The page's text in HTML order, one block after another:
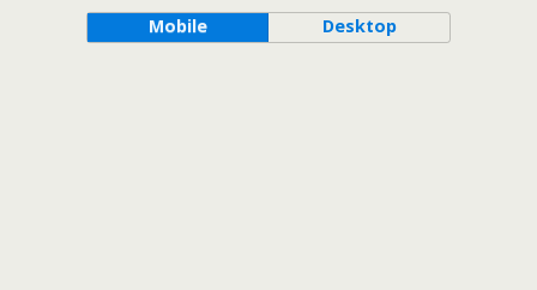
Mobile Desktop